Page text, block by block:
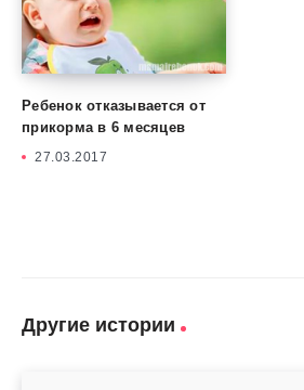
Ребенок отказывается от
прикорма в 6 месяцев
27.03.2017
Другие истории